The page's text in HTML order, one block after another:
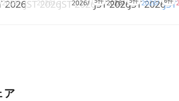
2026
2026/ JST 2026
2026/ JST 2026
2026/ JST 2026
2026/ JST 2026
2026/
ア